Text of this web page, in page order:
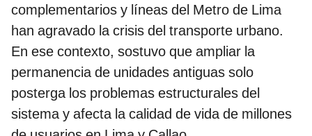
complementarios y líneas del Metro de Lima
han agravado la crisis del transporte urbano.
En ese contexto, sostuvo que ampliar la
permanencia de unidades antiguas solo
posterga los problemas estructurales del
sistema y afecta la calidad de vida de millones